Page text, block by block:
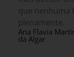
que nenhuma
plenamente.
Ana Flavia
da Algar